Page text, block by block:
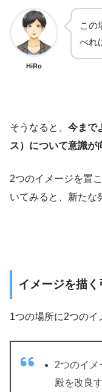
HiRo
この
べれ
そうなると、 今まで
ス）について意識が
2つのイメージを置
いてみると、新たな
イメージを描
1つの場所に2つのイ
2つのイメ
殿を改良